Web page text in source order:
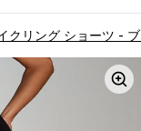
クリング ショーツ -